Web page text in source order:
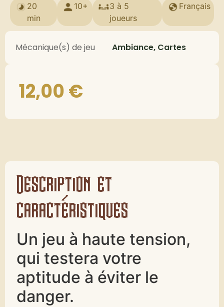
20
min
10+
3 à 5
joueurs
Français
Mécanique(s) de jeu Ambiance, Cartes
12,00€
Description et
caractéristiques
Un jeu à haute tension,
qui testera votre
aptitude à éviter le
danger.